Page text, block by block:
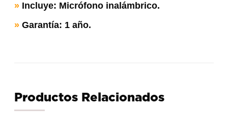
» Incluye: Micrófono inalámbrico.
» Garantía: 1 año.
Productos Relacionados